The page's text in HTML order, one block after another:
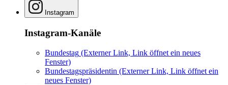
Instagram
Instagram-Kanäle
Bundestag (Externer Link, Link öffnet ein neues
Fenster)
Bundestagspräsidentin (Externer Link, Link öffnet ein
neues Fenster)